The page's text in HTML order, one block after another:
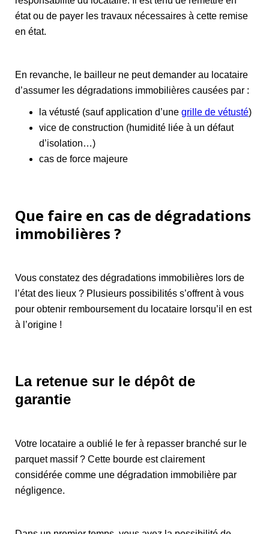
état ou de payer les travaux nécessaires à cette remise
en état.
En revanche, le bailleur ne peut demander au locataire
d’assumer les dégradations immobilières causées par :
la vétusté (sauf application d’une grille de vétusté)
vice de construction (humidité liée à un défaut
d’isolation…)
cas de force majeure
Que faire en cas de dégradations
immobilières ?
Vous constatez des dégradations immobilières lors de
l’état des lieux ? Plusieurs possibilités s’offrent à vous
pour obtenir remboursement du locataire lorsqu’il en est
à l’origine !
La retenue sur le dépôt de
garantie
Votre locataire a oublié le fer à repasser branché sur le
parquet massif ? Cette bourde est clairement
considérée comme une dégradation immobilière par
négligence.